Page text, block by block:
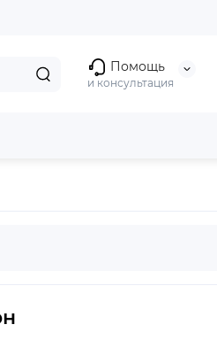
Помощь
и консультация